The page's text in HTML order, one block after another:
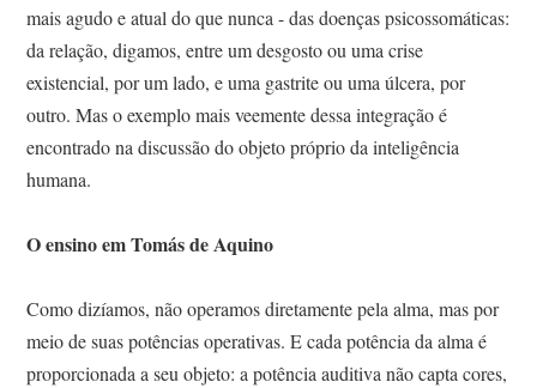
mais agudo e atual do que nunca - das doenças psicossomáticas:
da relação, digamos, entre um desgosto ou uma crise
existencial, por um lado, e uma gastrite ou uma úlcera, por
outro. Mas o exemplo mais veemente dessa integração é
encontrado na discussão do objeto próprio da inteligência
humana.
O ensino em Tomás de Aquino
Como dizíamos, não operamos diretamente pela alma, mas por
meio de suas potências operativas. E cada potência da alma é
proporcionada a seu objeto: a potência auditiva não capta cores,